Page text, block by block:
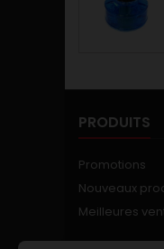
PRODUITS
Promotions
Nouveaux
Meilleures